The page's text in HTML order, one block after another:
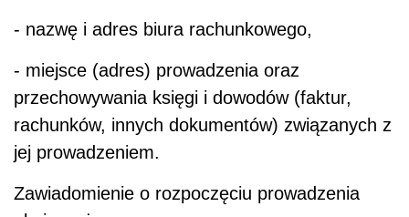
- nazwę i adres biura rachunkowego,
- miejsce (adres) prowadzenia oraz
przechowywania księgi i dowodów (faktur,
rachunków, innych dokumentów) związanych z
jej prowadzeniem.
Zawiadomienie o rozpoczęciu prowadzenia